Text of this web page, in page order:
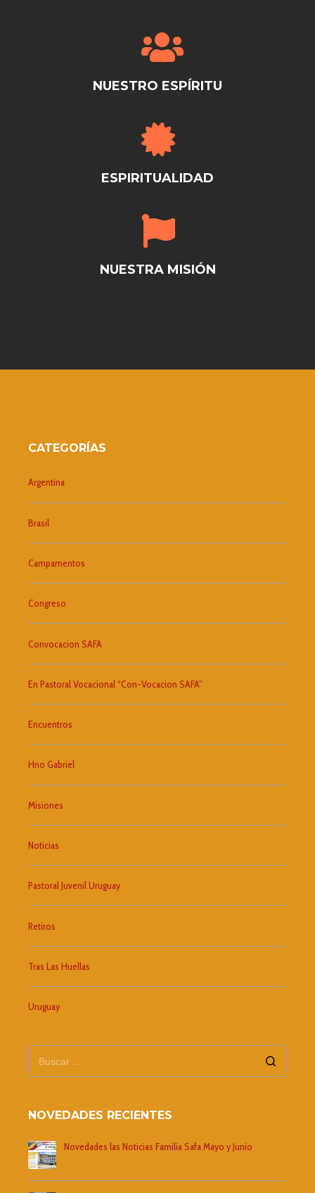
NUESTRO ESPÍRITU
ESPIRITUALIDAD
NUESTRA MISIÓN
CATEGORÍAS
Argentina
Brasil
Campamentos
Congreso
Convocacion SAFA
En Pastoral Vocacional “Con-Vocacion SAFA”
Encuentros
Hno Gabriel
Misiones
Noticias
Pastoral Juvenil Uruguay
Retiros
Tras Las Huellas
Uruguay
NOVEDADES RECIENTES
Novedades las Noticias Familia Safa Mayo y Junio